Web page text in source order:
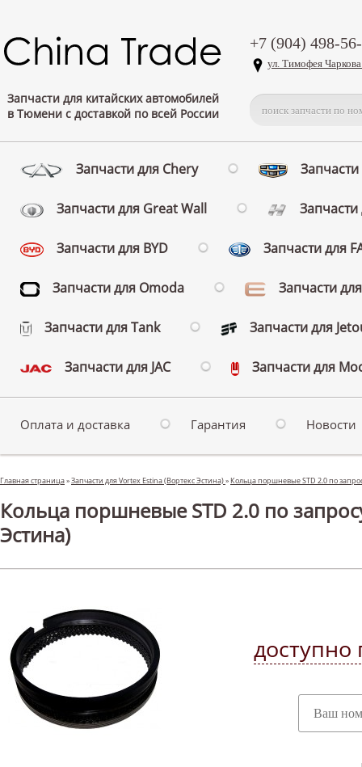
Запчасти для китайских автомобилей
в Тюмени с доставкой по всей России
+7 (904) 498-
ул. Тимофея
Запчасти для Chery
Запчасти для Great Wall
Запчасти для BYD Запчасти для
Запчасти для Omoda Запчасти
Запчасти для Tank Запчасти для
Запчасти для JAC Запчасти для
Оплата и доставка Гарантия Новости
Главная страница»Запчасти для Vortex Estina (Вортекс Эстина)» Кольца поршневые STD 2.0 по
Кольца поршневые STD 2.0 по
Эстина)
доступно